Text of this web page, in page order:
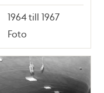
1964 till 1967
Foto